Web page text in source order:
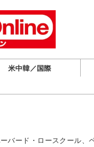
米中韓／国際
バード・ロースクール、